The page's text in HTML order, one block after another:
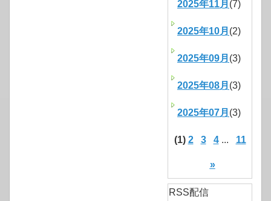
2025年11月 (7)
2025年10月 (2)
2025年09月 (3)
2025年08月 (3)
2025年07月 (3)
(1) 2 3 4... 11
»
RSS配信